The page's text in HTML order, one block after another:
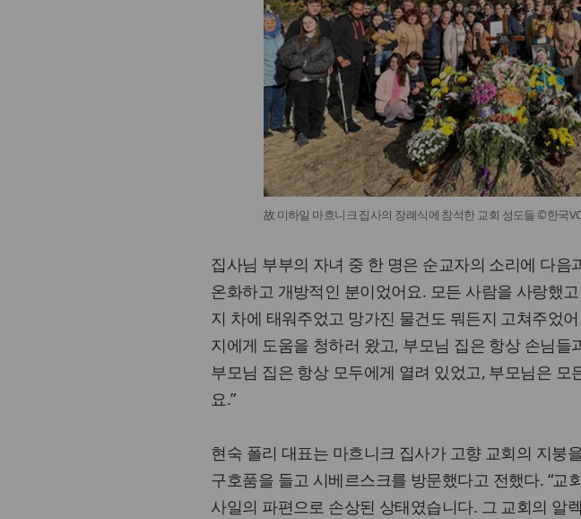
故 미하일 마흐니크 집사의 장례식에 참석한 교회 성도들 ©한국
집사님 부부의 자녀 중 한 명은 순교자의 소리에 다음
온화하고 개방적인 분이었어요. 모든 사람을 사랑했
지 차에 태워주었고 망가진 물건도 뭐든지 고쳐주었
지에게 도움을 청하러 왔고, 부모님 집은 항상 손님
부모님 집은 항상 모두에게 열려 있었고, 부모님은 모
요.”
현숙 폴리 대표는 마흐니크 집사가 고향 교회의 지붕
구호품을 들고 시베르스크를 방문했다고 전했다. “교
사일의 파편으로 손상된 상태였습니다. 그 교회의 알